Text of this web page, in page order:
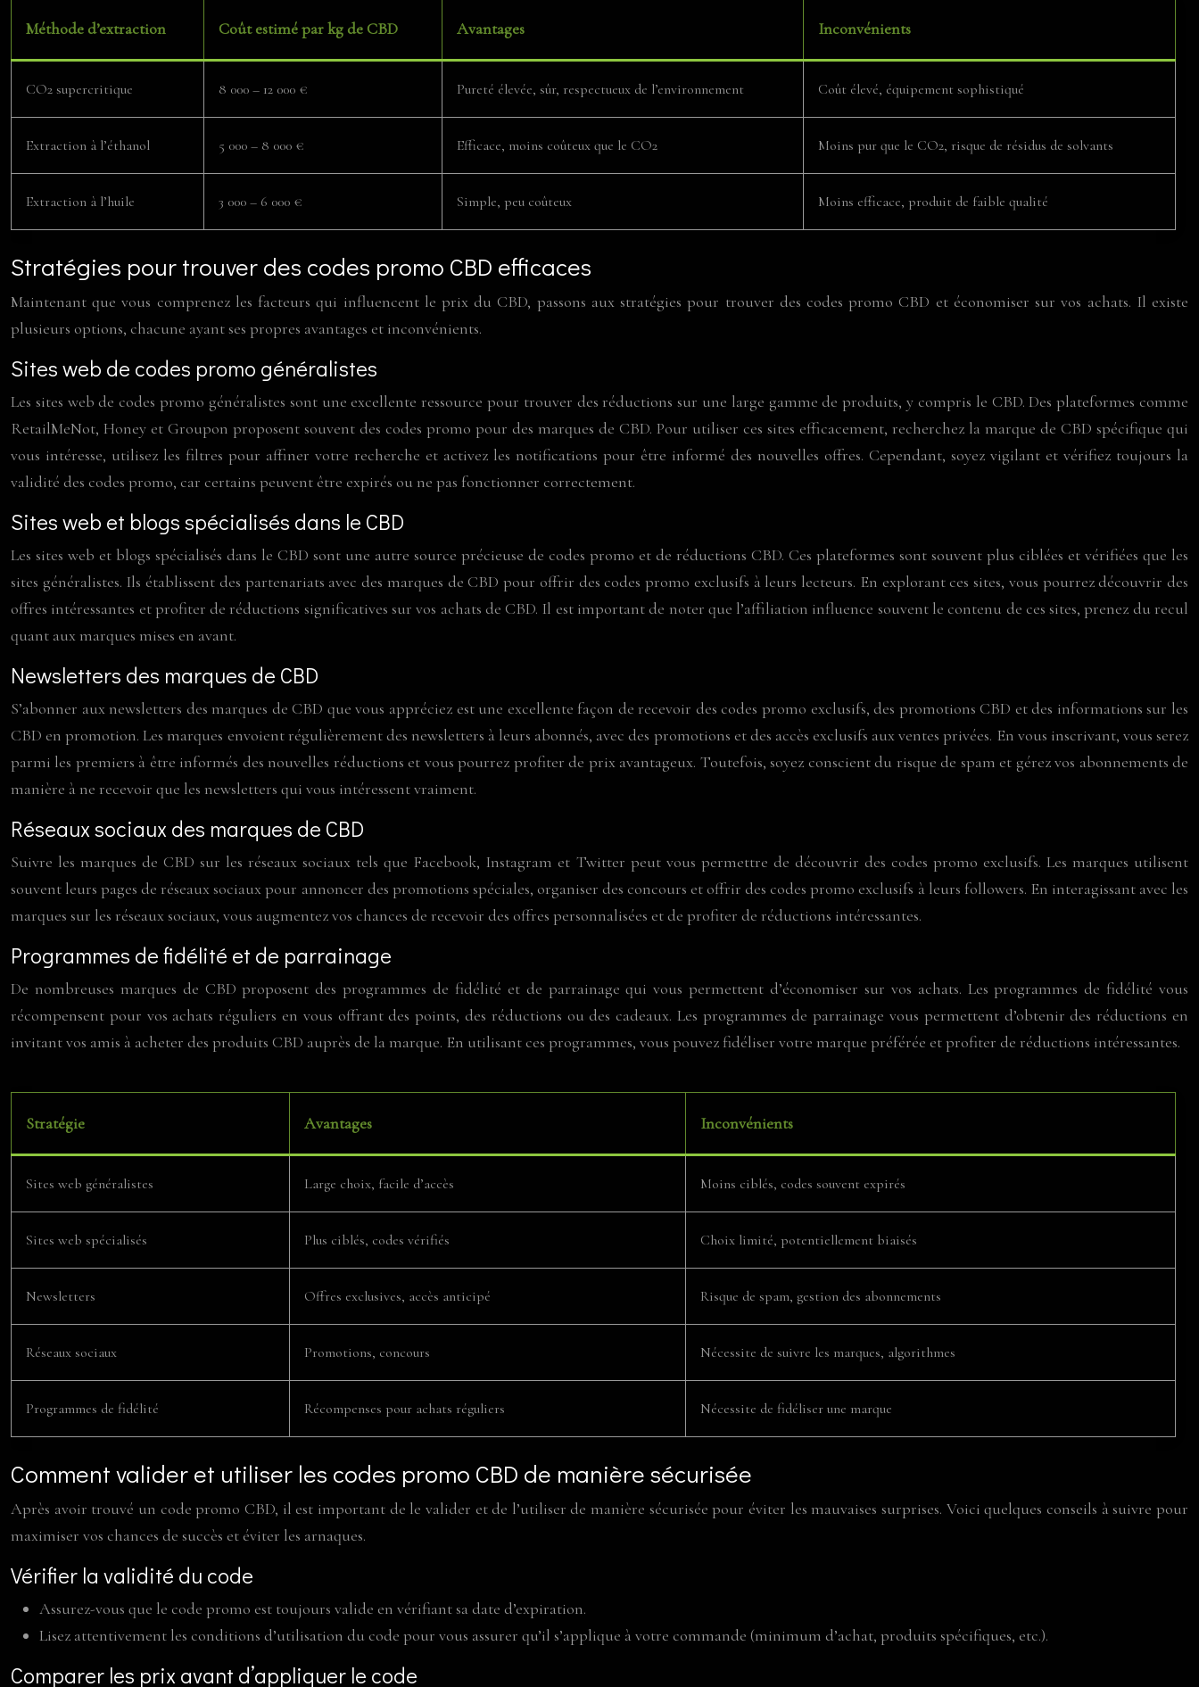
Méthode d’extraction Coût estimé par kg de CBD Avantages Inconvénients
CO2 supercritique 8 000 – 12 000 € Pureté élevée, sûr, respectueux de l’environnement Coût élevé, équipement sophistiqué
Extraction à l’éthanol 5 000 – 8 000 € Efficace, moins coûteux que le CO2 Moins pur que le CO2, risque de résidus de solvants
Extraction à l’huile 3 000 – 6 000 € Simple, peu coûteux Moins efficace, produit de faible qualité
Stratégies pour trouver des codes promo CBD efficaces
Maintenant que vous comprenez les facteurs qui influencent le prix du CBD, passons aux stratégies pour trouver des codes promo CBD et économiser sur vos achats. Il existe
plusieurs options, chacune ayant ses propres avantages et inconvénients.
Sites web de codes promo généralistes
Les sites web de codes promo généralistes sont une excellente ressource pour trouver des réductions sur une large gamme de produits, y compris le CBD. Des plateformes comme
RetailMeNot, Honey et Groupon proposent souvent des codes promo pour des marques de CBD. Pour utiliser ces sites efficacement, recherchez la marque de CBD spécifique qui
vous intéresse, utilisez les filtres pour affiner votre recherche et activez les notifications pour être informé des nouvelles offres. Cependant, soyez vigilant et vérifiez toujours la
validité des codes promo, car certains peuvent être expirés ou ne pas fonctionner correctement.
Sites web et blogs spécialisés dans le CBD
Les sites web et blogs spécialisés dans le CBD sont une autre source précieuse de codes promo et de réductions CBD. Ces plateformes sont souvent plus ciblées et vérifiées que les
sites généralistes. Ils établissent des partenariats avec des marques de CBD pour offrir des codes promo exclusifs à leurs lecteurs. En explorant ces sites, vous pourrez découvrir des
offres intéressantes et profiter de réductions significatives sur vos achats de CBD. Il est important de noter que l’affiliation influence souvent le contenu de ces sites, prenez du recul
quant aux marques mises en avant.
Newsletters des marques de CBD
S’abonner aux newsletters des marques de CBD que vous appréciez est une excellente façon de recevoir des codes promo exclusifs, des promotions CBD et des informations sur les
CBD en promotion. Les marques envoient régulièrement des newsletters à leurs abonnés, avec des promotions et des accès exclusifs aux ventes privées. En vous inscrivant, vous serez
parmi les premiers à être informés des nouvelles réductions et vous pourrez profiter de prix avantageux. Toutefois, soyez conscient du risque de spam et gérez vos abonnements de
manière à ne recevoir que les newsletters qui vous intéressent vraiment.
Réseaux sociaux des marques de CBD
Suivre les marques de CBD sur les réseaux sociaux tels que Facebook, Instagram et Twitter peut vous permettre de découvrir des codes promo exclusifs. Les marques utilisent
souvent leurs pages de réseaux sociaux pour annoncer des promotions spéciales, organiser des concours et offrir des codes promo exclusifs à leurs followers. En interagissant avec les
marques sur les réseaux sociaux, vous augmentez vos chances de recevoir des offres personnalisées et de profiter de réductions intéressantes.
Programmes de fidélité et de parrainage
De nombreuses marques de CBD proposent des programmes de fidélité et de parrainage qui vous permettent d’économiser sur vos achats. Les programmes de fidélité vous
récompensent pour vos achats réguliers en vous offrant des points, des réductions ou des cadeaux. Les programmes de parrainage vous permettent d’obtenir des réductions en
invitant vos amis à acheter des produits CBD auprès de la marque. En utilisant ces programmes, vous pouvez fidéliser votre marque préférée et profiter de réductions intéressantes.
Stratégie Avantages Inconvénients
Sites web généralistes Large choix, facile d’accès Moins ciblés, codes souvent expirés
Sites web spécialisés Plus ciblés, codes vérifiés Choix limité, potentiellement biaisés
Newsletters Offres exclusives, accès anticipé Risque de spam, gestion des abonnements
Réseaux sociaux Promotions, concours Nécessite de suivre les marques, algorithmes
Programmes de fidélité Récompenses pour achats réguliers Nécessite de fidéliser une marque
Comment valider et utiliser les codes promo CBD de manière sécurisée
Après avoir trouvé un code promo CBD, il est important de le valider et de l’utiliser de manière sécurisée pour éviter les mauvaises surprises. Voici quelques conseils à suivre pour
maximiser vos chances de succès et éviter les arnaques.
Vérifier la validité du code
Assurez-vous que le code promo est toujours valide en vérifiant sa date d’expiration.
Lisez attentivement les conditions d’utilisation du code pour vous assurer qu’il s’applique à votre commande (minimum d’achat, produits spécifiques, etc.).
Comparer les prix avant d’appliquer le code